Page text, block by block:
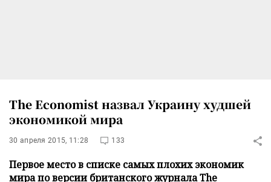
The Economist назвал Украину худшей
экономикой мира
30 апреля 2015, 11:28 133
Первое место в списке самых плохих экономик
мира по версии британского журнала The